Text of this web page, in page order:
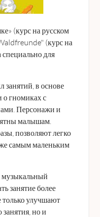
(курс на русском
(курс на
специально для
занятий, в основе
о гномиках с
Персонажи и
малышам.
позволяют легко
самым маленьким
музыкальный
занятие более
улучшают
но и